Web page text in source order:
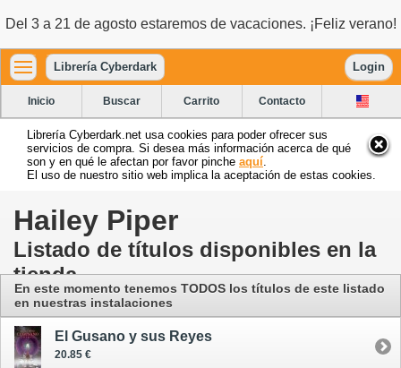
Del 3 a 21 de agosto estaremos de vacaciones. ¡Feliz verano!
Librería Cyberdark Login
Inicio Buscar Carrito Contacto
Librería Cyberdark.net usa cookies para poder ofrecer sus
servicios de compra. Si desea más información acerca de qué
son y en qué le afectan por favor pinche aquí
El uso de nuestro sitio web implica la aceptación de estas cookies.
Hailey Piper
Listado de títulos disponibles en la
tienda
En este momento tenemos TODOS los títulos de este listado
en nuestras instalaciones
El Gusano y sus Reyes
20.85 €